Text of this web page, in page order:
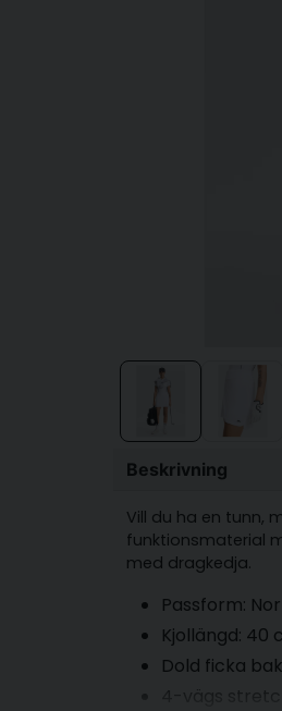
Beskrivning
Vill du ha en tunn,
funktionsmaterial
med dragkedja.
Passform:
Kjollängd: 40
Dold ficka
4-vägs